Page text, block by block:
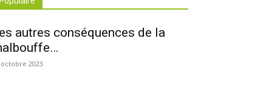
autres conséquences de la
octobre 2023